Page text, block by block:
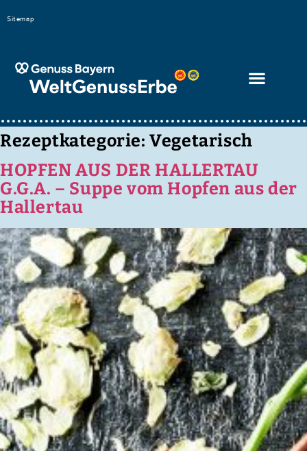
dass
diese
Seite
ein
Zugänglichkeitssystem
verwendet.
Sitemap
Rezeptkategorie:Vegetarisch
HOPFEN AUS DER HALLERTAU
G.G.A. – Suppe vom Hopfen aus der
Hallertau